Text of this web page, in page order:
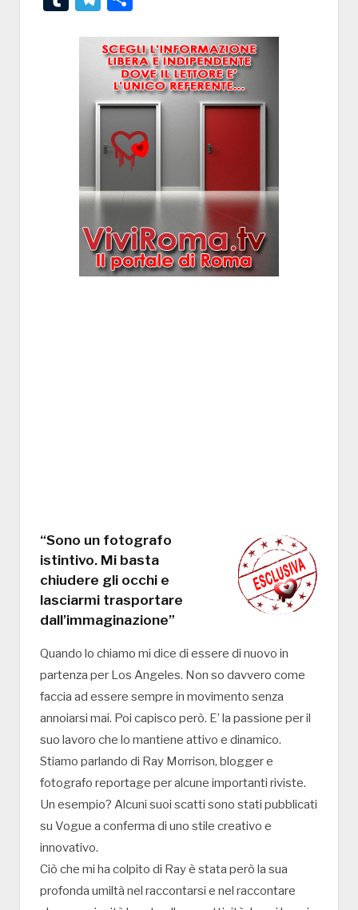
“Sono un fotografo
istintivo. Mi basta
chiudere gli occhi e
lasciarmi trasportare
dall’immaginazione”
Quando lo chiamo mi dice di essere di nuovo in
partenza per Los Angeles. Non so davvero come
faccia ad essere sempre in movimento senza
annoiarsi mai. Poi capisco però. E’ la passione per il
suo lavoro che lo mantiene attivo e dinamico.
Stiamo parlando di Ray Morrison, blogger e
fotografo reportage per alcune importanti riviste.
Un esempio? Alcuni suoi scatti sono stati pubblicati
su Vogue a conferma di uno stile creativo e
innovativo.
Ciò che mi ha colpito di Ray è stata però la sua
profonda umiltà nel raccontarsi e nel raccontare